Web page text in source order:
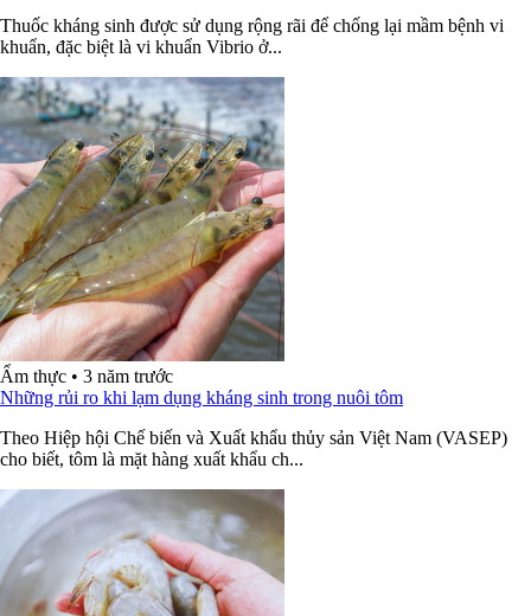
Thuốc kháng sinh được sử dụng rộng rãi để chống lại mầm bệnh vi
khuẩn, đặc biệt là vi khuẩn Vibrio ở...
Ẩm thực • 3 năm trước
Những rủi ro khi lạm dụng kháng sinh trong nuôi tôm
Theo Hiệp hội Chế biến và Xuất khẩu thủy sản Việt Nam (VASEP)
cho biết, tôm là mặt hàng xuất khẩu ch...